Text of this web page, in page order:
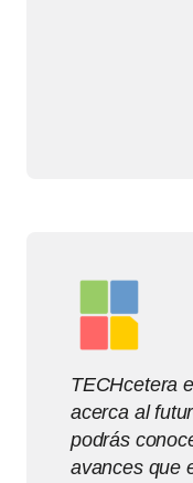
TECHcetera
acerca al
podrás
avances que